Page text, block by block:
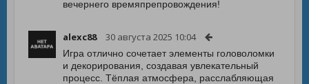
вечернего времяпрепровождения!
alexc88 30 августа 2025 10:04
Игра отлично сочетает элементы головоломки
и декорирования, создавая увлекательный
процесс. Тёплая атмосфера, расслабляющая